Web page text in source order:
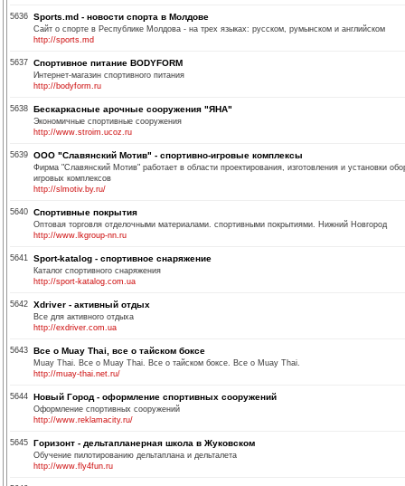
5636 Sports.md - новости спорта в Молдове
Сайт о спорте в Республике Молдова - на трех языках: русском, румынском и английском
http://sports.md
5637 Спортивное питание BODYFORM
Интернет-магазин спортивного питания
http://bodyform.ru
5638 Бескаркасные арочные сооружения "ЯНА"
Экономичные спортивные сооружения
http://www.stroim.ucoz.ru
5639 ООО "Славянский Мотив" - спортивно-игровые комплексы
Фирма "Славянский Мотив" работает в области проектирования, изготовления и установки
игровых комплексов
http://slmotiv.by.ru/
5640 Спортивные покрытия
Оптовая торговля отделочными материалами. спортивными покрытиями. Нижний Новгород
http://www.lkgroup-nn.ru
5641 Sport-katalog - спортивное снаряжение
Каталог спортивного снаряжения
http://sport-katalog.com.ua
5642 Xdriver - активный отдых
Все для активного отдыха
http://exdriver.com.ua
5643 Все о Muay Thai, все о тайском боксе
Muay Thai. Все о Muay Thai. Все о тайском боксе. Все о Muay Thai.
http://muay-thai.net.ru/
5644 Новый Город - оформление спортивных сооружений
Оформление спортивных сооружений
http://www.reklamacity.ru/
5645 Горизонт - дельтапланерная школа в Жуковском
Обучение пилотированию дельтаплана и дельталета
http://www.fly4fun.ru